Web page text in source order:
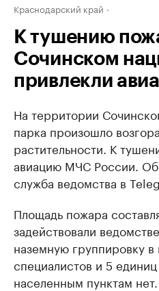
Краснодарский край
К тушению
Сочинском
привлекли
На территории
парка произошло
растительности. К
авиацию МЧС России.
служба ведомства в
Площадь пожара
задействовали
наземную группировку в
специалистов и 5
населенным пунктам нет.